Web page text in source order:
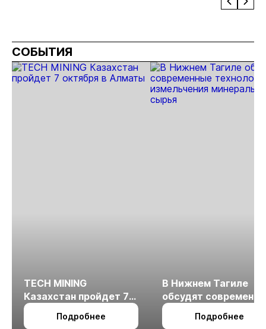
СОБЫТИЯ
TECH MINING
Казахстан пройдет 7
октября в Алматы
Подробнее
В Нижнем Тагиле
обсудят
технологии
измельчения
Подробнее